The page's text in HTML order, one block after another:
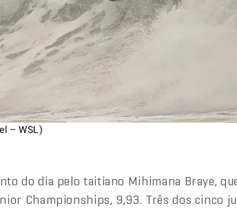
– WSL)
do dia pelo taitiano Mihimana Braye,
Championships, 9,93. Três dos cinco